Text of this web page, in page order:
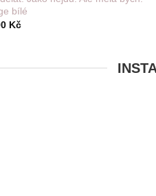
bílé
Kč